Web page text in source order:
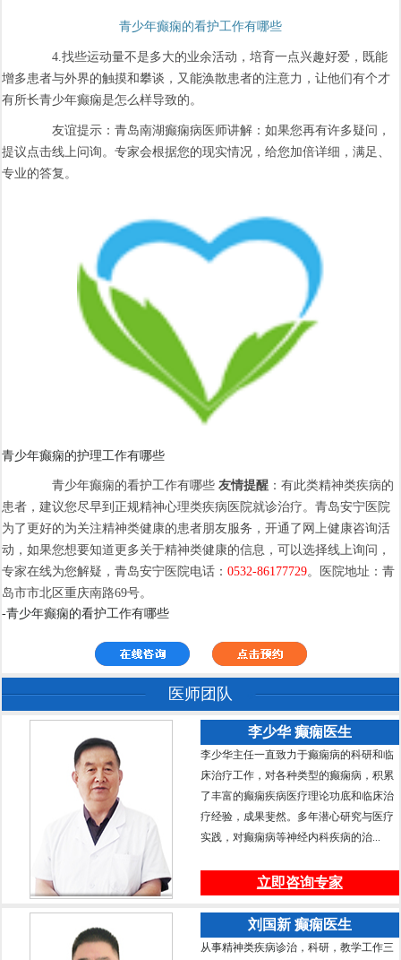
青少年癫痫的看护工作有哪些
4.找些运动量不是多大的业余活动，培育一点兴趣好爱，既能
增多患者与外界的触摸和攀谈，又能涣散患者的注意力，让他们有个才
有所长青少年癫痫是怎么样导致的。
友谊提示：青岛南湖癫痫病医师讲解：如果您再有许多疑问，
提议点击线上问询。专家会根据您的现实情况，给您加倍详细，满足、
专业的答复。
青少年癫痫的护理工作有哪些
青少年癫痫的看护工作有哪些友情提醒 ：有此类精神类疾病的
患者，建议您尽早到正规精神心理类疾病医院就诊治疗。青岛安宁医院
为了更好的为关注精神类健康的患者朋友服务，开通了网上健康咨询活
动，如果您想要知道更多关于精神类健康的信息，可以选择线上询问，
专家在线为您解疑，青岛安宁医院电话：0532-86177729。医院地址：青
岛市市北区重庆南路69号。
-青少年癫痫的看护工作有哪些
医师团队
李少华 癫痫医生
李少华主任一直致力于癫痫病的科研和临
床治疗工作，对各种类型的癫痫病，积累
了丰富的癫痫疾病医疗理论功底和临床治
疗经验，成果斐然。多年潜心研究与医疗
实践，对癫痫病等神经内科疾病的治...
立即咨询专家
刘国新 癫痫医生
从事精神类疾病诊治，科研，教学工作三